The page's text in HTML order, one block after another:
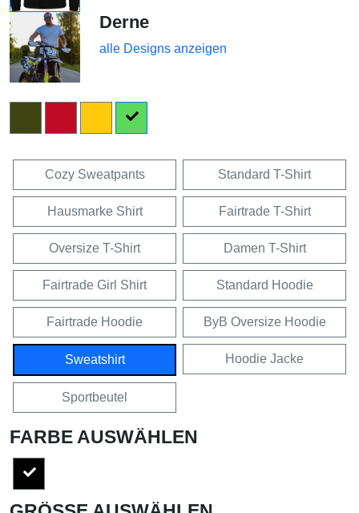
Derne
alle Designs anzeigen
Cozy Sweatpants Standard T-Shirt
Hausmarke Shirt Fairtrade T-Shirt
Oversize T-Shirt Damen T-Shirt
Fairtrade Girl Shirt Standard Hoodie
Fairtrade Hoodie ByB Oversize Hoodie
Sweatshirt Hoodie Jacke
Sportbeutel
FARBE AUSWÄHLEN